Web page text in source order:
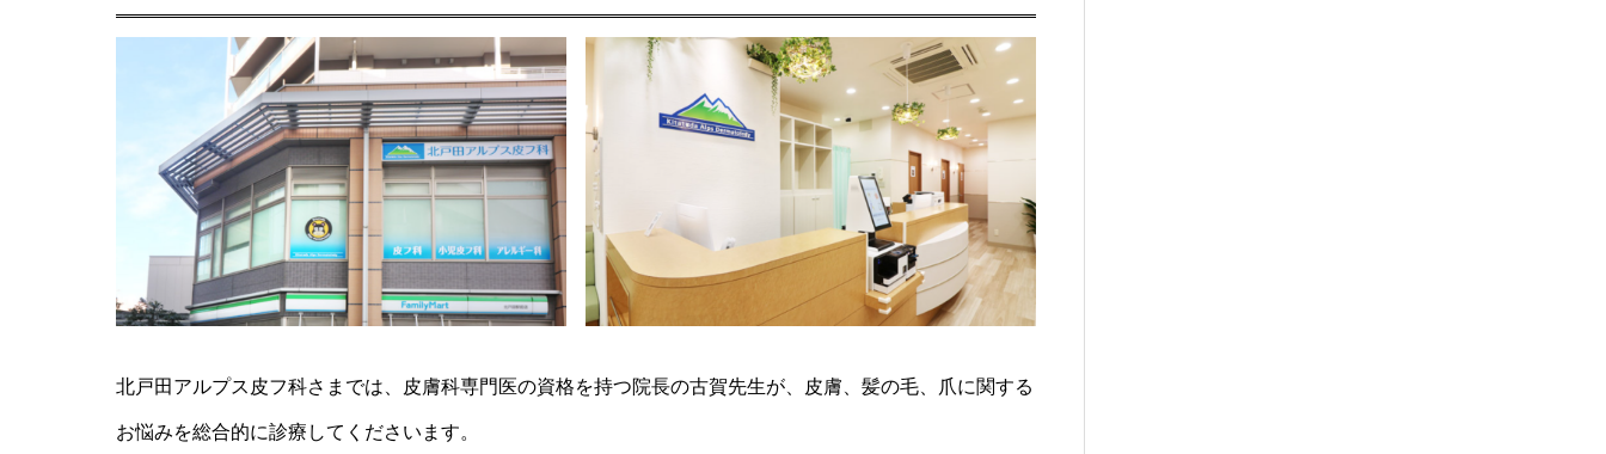
北戸田アルプス皮フ科さまでは、皮膚科専門医の資格を持つ院長の古賀先生が、皮膚、髪の毛、爪に関する
お悩みを総合的に診療してくださいます。